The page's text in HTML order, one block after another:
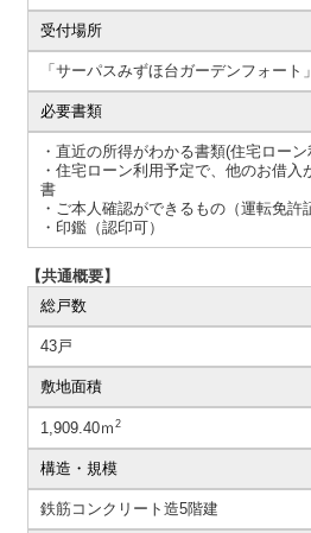
受付場所
「サーパスみずほ台ガーデンフォー
必要書類
・直近の所得がわかる書類(住宅ロー
・住宅ローン利用予定で、他のお借
書
・ご本人確認ができるもの（運転免許
・印鑑（認印可）
【共通概要】
総戸数
43戸
敷地面積
1,909.40ｍ 2
構造・規模
鉄筋コンクリート造5階建